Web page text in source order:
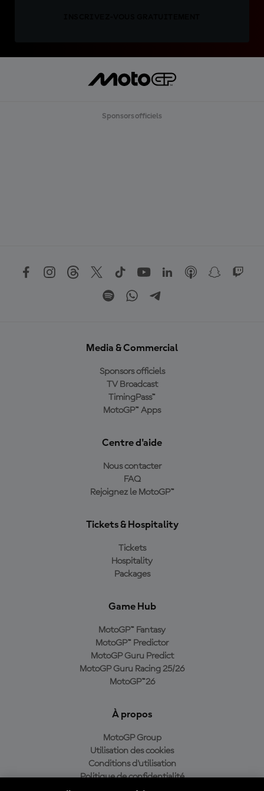
Sponsors officiels
Media & Commercial
Sponsors officiels
TV Broadcast
TimingPass™
MotoGP™ Apps
Centre d'aide
Nous contacter
FAQ
Rejoignez le MotoGP™
Tickets & Hospitality
Tickets
Hospitality
Packages
Game Hub
MotoGP™ Fantasy
MotoGP™ Predictor
MotoGP Guru Predict
MotoGP Guru Racing 25/26
MotoGP™26
À propos
MotoGP Group
Utilisation des cookies
Conditions d'utilisation
Politique de confidentialité